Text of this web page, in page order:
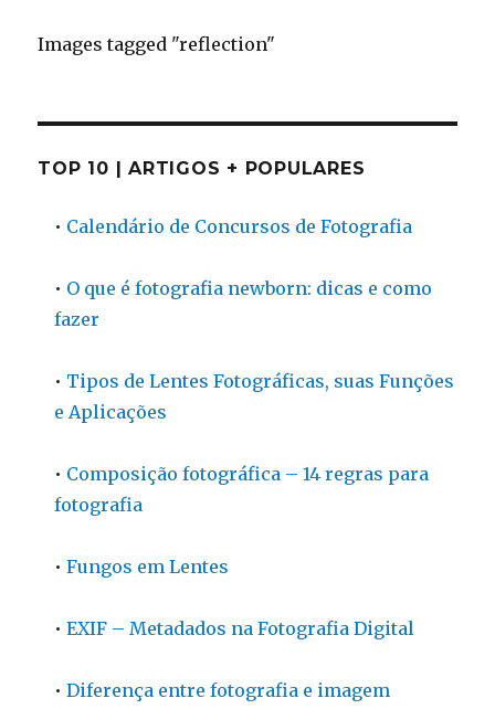
Images tagged "reflection"
TOP 10 | ARTIGOS + POPULARES
• Calendário de Concursos de Fotografia
• O que é fotografia newborn: dicas e como
fazer
• Tipos de Lentes Fotográficas, suas Funções
e Aplicações
• Composição fotográfica – 14 regras para
fotografia
•Fungos em Lentes
•EXIF – Metadados na Fotografia Digital
•Diferença entre fotografia e imagem